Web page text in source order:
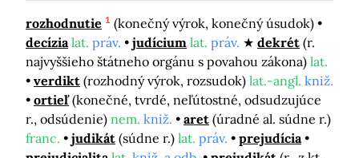
rozhodnutie 1 (konečný výrok, konečný úsudok)
decízia lat. práv. judícium lat. práv. dekrét (r.
najvyššieho štátneho orgánu s povahou zákona) lat.
verdikt (rozhodný výrok, rozsudok) lat.-angl. kniž.
ortieľ (konečné, tvrdé, neľútostné, odsudzujúce
r., odsúdenie) nem. kniž. aret (úradné al. súdne r.)
franc.
judikát (súdne r.) lat. práv.
prejudícia